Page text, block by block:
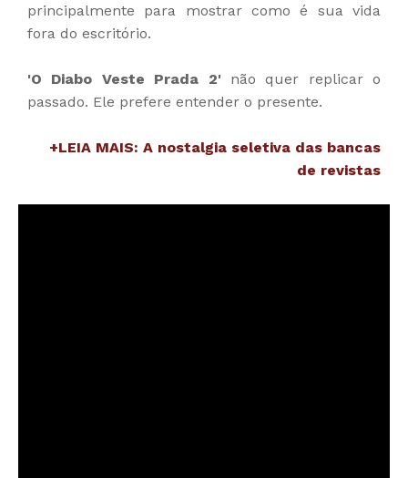
principalmente para mostrar como é sua vida
fora do escritório.
'O Diabo Veste Prada 2' não quer replicar o
passado. Ele prefere entender o presente.
+LEIA MAIS: A nostalgia seletiva das bancas
de revistas